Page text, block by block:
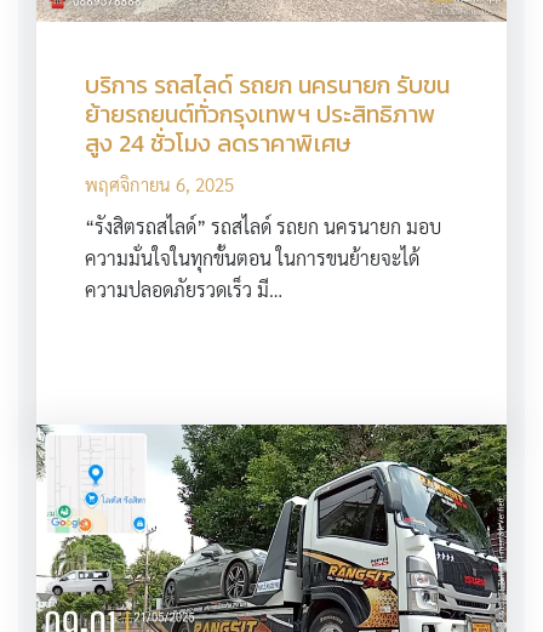
บริการ รถสไลด์ รถยก นครนายก รับขน
ย้ายรถยนต์ทั่วกรุงเทพฯ ประสิทธิภาพ
สูง 24 ชั่วโมง ลดราคาพิเศษ
พฤศจิกายน 6, 2025
“รังสิตรถสไลด์” รถสไลด์ รถยก นครนายก มอบ
ความมั่นใจในทุกขั้นตอน ในการขนย้ายจะได้
ความปลอดภัยรวดเร็ว มี…